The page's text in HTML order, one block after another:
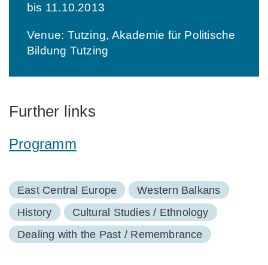
bis 11.10.2013
Venue: Tutzing, Akademie für Politische
Bildung Tutzing
Further links
Programm
East Central Europe
Western Balkans
History
Cultural Studies / Ethnology
Dealing with the Past / Remembrance